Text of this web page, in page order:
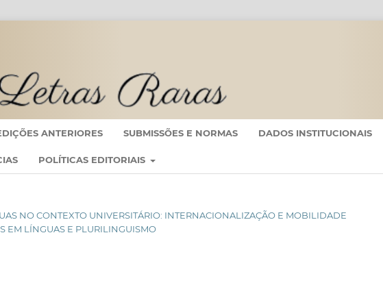
ANTERIORES SUBMISSÕES E NORMAS DADOS INSTITUCIONAIS
POLÍTICAS EDITORIAIS
NO CONTEXTO UNIVERSITÁRIO: INTERNACIONALIZAÇÃO E MOBILIDADE
EM LÍNGUAS E PLURILINGUISMO